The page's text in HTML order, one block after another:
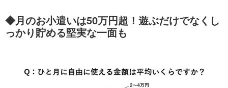
◆月のお小遣いは50万円超！遊ぶだけでなくし
っかり貯める堅実な一面も